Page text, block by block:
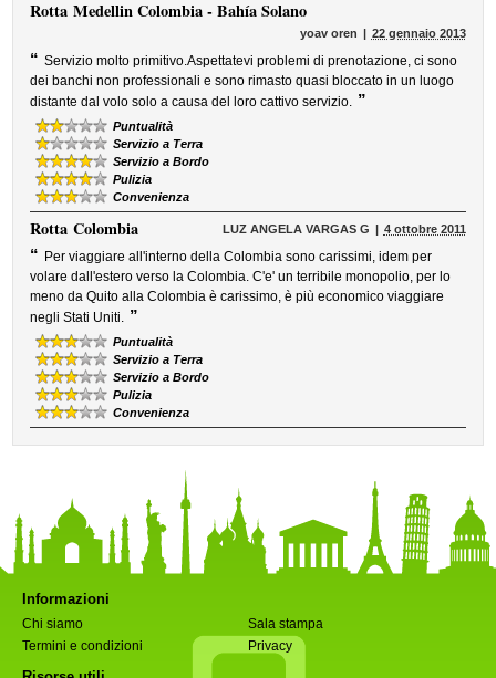
RottaMedellin Colombia - Bahía Solano
yoav oren 22 gennaio 2013
“ Servizio molto primitivo.Aspettatevi problemi di prenotazione, ci sono
dei banchi non professionali e sono rimasto quasi bloccato in un luogo
distante dal volo solo a causa del loro cattivo servizio. ”
Puntualità
Servizio a Terra
Servizio a Bordo
Pulizia
Convenienza
RottaColombia LUZ ANGELA VARGAS G 4 ottobre 2011
“ Per viaggiare all'interno della Colombia sono carissimi, idem per
volare dall'estero verso la Colombia. C'e' un terribile monopolio, per lo
meno da Quito alla Colombia è carissimo, è più economico viaggiare
negli Stati Uniti. ”
Puntualità
Servizio a Terra
Servizio a Bordo
Pulizia
Convenienza
Informazioni
Chi siamo
Sala stampa
Termini e condizioni
Privacy